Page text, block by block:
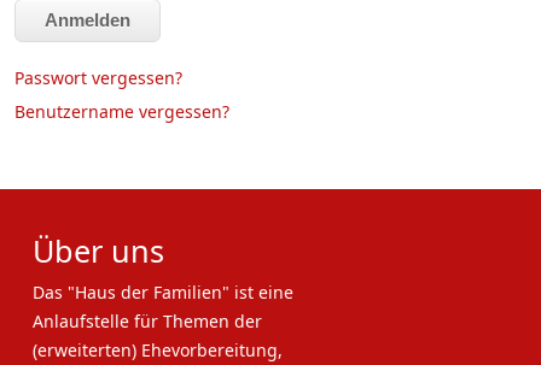
Anmelden
Passwort vergessen?
Benutzername vergessen?
Über uns
Das "Haus der Familien" ist eine
Anlaufstelle für Themen der
(erweiterten) Ehevorbereitung,